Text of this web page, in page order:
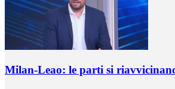
Milan-Leao: le parti si